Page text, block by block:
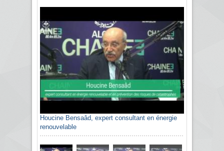
Houcine Bensaâd, expert consultant en énergie
renouvelable